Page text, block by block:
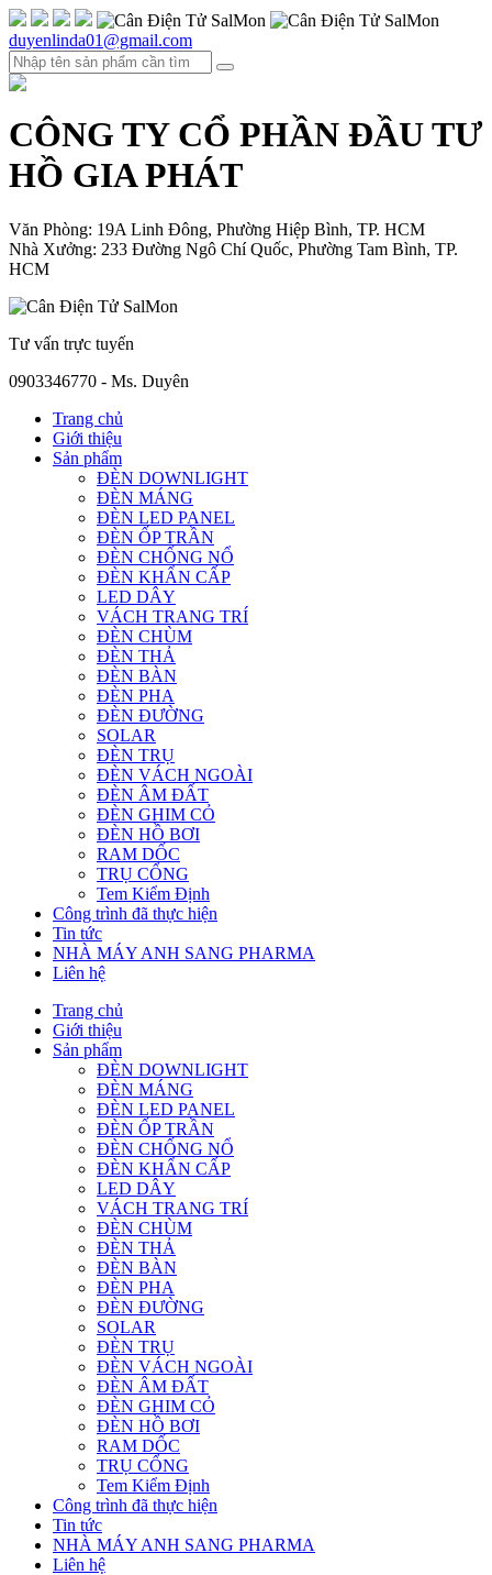
duyenlinda01@gmail.com
CÔNG TY CỔ PHẦN ĐẦU TƯ
HỒ GIA PHÁT
Văn Phòng: 19A Linh Đông, Phường Hiệp Bình, TP. HCM
Nhà Xưởng: 233 Đường Ngô Chí Quốc, Phường Tam Bình, TP.
HCM
Tư vấn trực tuyến
0903346770 - Ms. Duyên
Trang chủ
Giới thiệu
Sản phẩm
ĐÈN DOWNLIGHT
ĐÈN MÁNG
ĐÈN LED PANEL
ĐÈN ỐP TRẦN
ĐÈN CHỐNG NỔ
ĐÈN KHẨN CẤP
LED DÂY
VÁCH TRANG TRÍ
ĐÈN CHÙM
ĐÈN THẢ
ĐÈN BÀN
ĐÈN PHA
ĐÈN ĐƯỜNG
SOLAR
ĐÈN TRỤ
ĐÈN VÁCH NGOÀI
ĐÈN ÂM ĐẤT
ĐÈN GHIM CỎ
ĐÈN HỒ BƠI
RAM DỐC
TRỤ CỔNG
Tem Kiểm Định
Công trình đã thực hiện
Tin tức
NHÀ MÁY ANH SANG PHARMA
Liên hệ
Trang chủ
Giới thiệu
Sản phẩm
ĐÈN DOWNLIGHT
ĐÈN MÁNG
ĐÈN LED PANEL
ĐÈN ỐP TRẦN
ĐÈN CHỐNG NỔ
ĐÈN KHẨN CẤP
LED DÂY
VÁCH TRANG TRÍ
ĐÈN CHÙM
ĐÈN THẢ
ĐÈN BÀN
ĐÈN PHA
ĐÈN ĐƯỜNG
SOLAR
ĐÈN TRỤ
ĐÈN VÁCH NGOÀI
ĐÈN ÂM ĐẤT
ĐÈN GHIM CỎ
ĐÈN HỒ BƠI
RAM DỐC
TRỤ CỔNG
Tem Kiểm Định
Công trình đã thực hiện
Tin tức
NHÀ MÁY ANH SANG PHARMA
Liên hệ